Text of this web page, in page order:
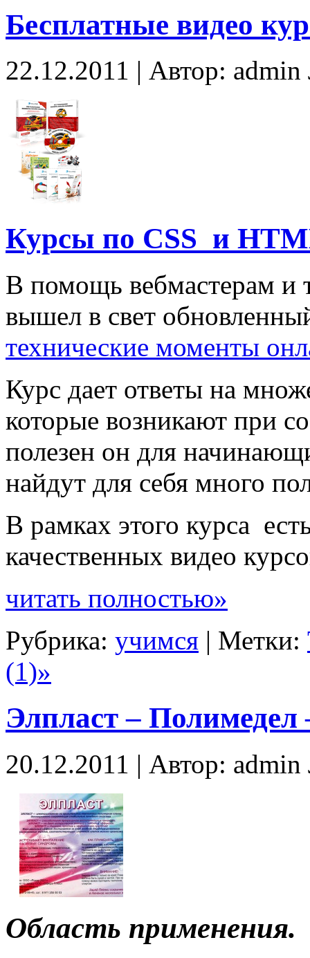
Бесплатные видео
22.12.2011 | Автор:
Курсы по CSS и
В помощь вебмастерам и
вышел в свет
технические моменты
Курс дает ответы на
которые возникают при
полезен он для
найдут для себя много
В рамках этого курса
качественных видео
читать полностью»
Рубрика: учимся | Метки:
(1)»
Элпласт – Полимедел
20.12.2011 | Автор:
Область применения.